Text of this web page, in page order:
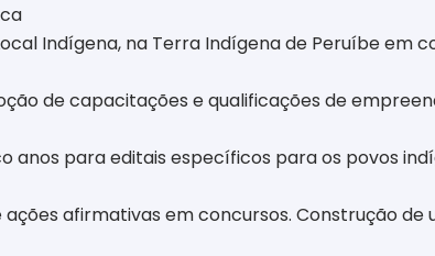
Indígena, na Terra Indígena de Peruíbe em
de capacitações e qualificações de
anos para editais específicos para os povos
afirmativas em concursos. Construção